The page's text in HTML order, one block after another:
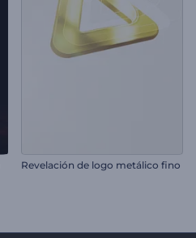
Revelación de logo metálico fino